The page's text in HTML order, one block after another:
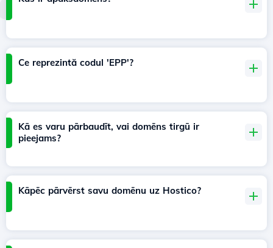
Ce reprezintă codul 'EPP'?
Kā es varu pārbaudīt, vai domēns tirgū ir
pieejams?
Kāpēc pārvērst savu domēnu uz Hostico?